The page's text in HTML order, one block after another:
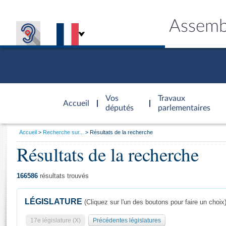
Accueil
d'accueil
Vos
députés
Travaux
parlementaires
Général
Vous
Accueil Recherche sur... Résultats de la recherche
Résultats de la recherche
166586 résultats trouvés
LÉGISLATURE (Cliquez sur l'un des boutons pour faire un choix)
17e législature (X) Précédentes législatures